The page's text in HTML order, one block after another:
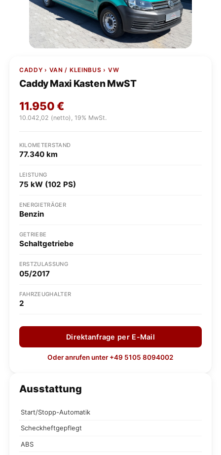
CADDY › VAN / KLEINBUS › VW
Caddy Maxi Kasten MwST
11.950€
10.042,02 (netto), 19% MwSt.
KILOMETERSTAND
77.340 km
LEISTUNG
75 kW (102 PS)
ENERGIETRÄGER
Benzin
GETRIEBE
Schaltgetriebe
ERSTZULASSUNG
05/2017
FAHRZEUGHALTER
2
Direktanfrage per E-Mail
Oder anrufen unter +49 5105 8094002
Ausstattung
Start/Stopp-Automatik
Scheckheftgepflegt
ABS